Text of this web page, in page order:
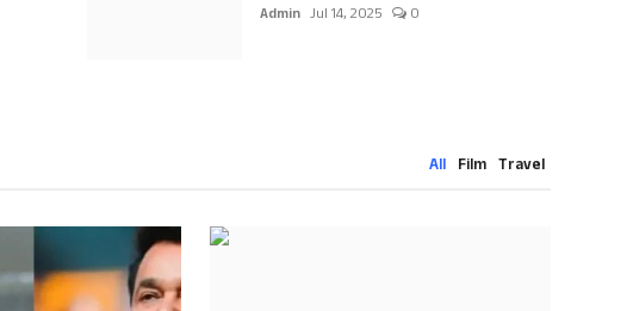
Admin Jul 14, 2025 0
All Film Travel